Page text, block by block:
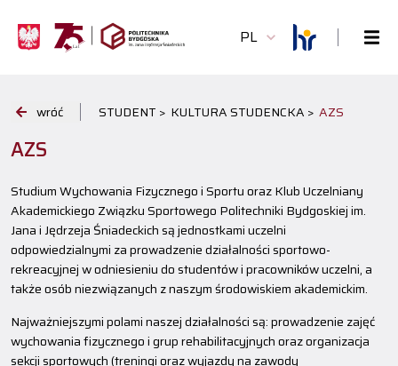
PL
wróć STUDENT > KULTURA STUDENCKA > AZS
AZS
Studium Wychowania Fizycznego i Sportu oraz Klub Uczelniany
Akademickiego Związku Sportowego Politechniki Bydgoskiej im.
Jana i Jędrzeja Śniadeckich są jednostkami uczelni
odpowiedzialnymi za prowadzenie działalności sportowo-
rekreacyjnej w odniesieniu do studentów i pracowników uczelni, a
także osób niezwiązanych z naszym środowiskiem akademickim.
Najważniejszymi polami naszej działalności są: prowadzenie zajęć
wychowania fizycznego i grup rehabilitacyjnych oraz organizacja
sekcji sportowych (treningi oraz wyjazdy na zawody